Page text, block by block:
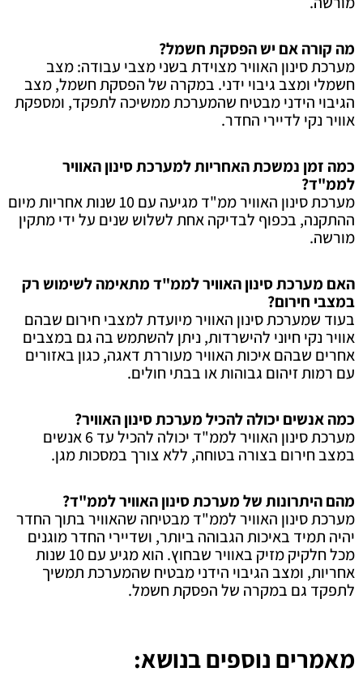
מה קורה אם יש הפסקת חשמל?
מערכת סינון האוויר מצוידת בשני מצבי עבודה: מצב
חשמלי ומצב גיבוי ידני. במקרה של הפסקת חשמל, מצב
הגיבוי הידני מבטיח שהמערכת ממשיכה לתפקד, ומספקת
אוויר נקי לדיירי החדר.
כמה זמן נמשכת האחריות למערכת סינון האוויר
לממ"ד?
מערכת סינון האוויר ממ"ד מגיעה עם 10 שנות אחריות מיום
ההתקנה, בכפוף לבדיקה אחת לשלוש שנים על ידי מתקין
מורשה.
האם מערכת סינון האוויר לממ"ד מתאימה לשימוש רק
במצבי חירום?
בעוד שמערכת סינון האוויר מיועדת למצבי חירום שבהם
אוויר נקי חיוני להישרדות, ניתן להשתמש בה גם במצבים
אחרים שבהם איכות האוויר מעוררת דאגה, כגון באזורים
עם רמות זיהום גבוהות או בבתי חולים.
כמה אנשים יכולה להכיל מערכת סינון האוויר?
מערכת סינון האוויר לממ"ד יכולה להכיל עד 6 אנשים
במצב חירום בצורה בטוחה, ללא צורך במסכות מגן.
מהם היתרונות של מערכת סינון האוויר לממ"ד?
מערכת סינון האוויר לממ"ד מבטיחה שהאוויר בתוך החדר
יהיה תמיד באיכות הגבוהה ביותר, ושדיירי החדר מוגנים
מכל חלקיק מזיק באוויר שבחוץ. הוא מגיע עם 10 שנות
אחריות, ומצב הגיבוי הידני מבטיח שהמערכת תמשיך
לתפקד גם במקרה של הפסקת חשמל.
מאמרים נוספים בנושא: